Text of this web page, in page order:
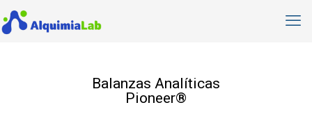
Balanzas Analíticas
Pioneer®